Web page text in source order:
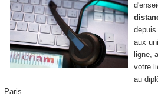
depuis
aux
ligne,
votre
au
Paris.